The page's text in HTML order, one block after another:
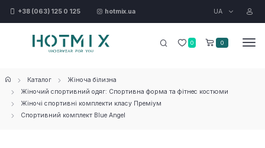
+38 (063) 125 0 125 hotmix.ua UA
0 0
Каталог
Жіноча білизна
Жіночий спортивний одяг: Спортивна форма та фітнес костюми
Жіночі спортивні комплекти класу Преміум
Спортивний комплект Blue Angel